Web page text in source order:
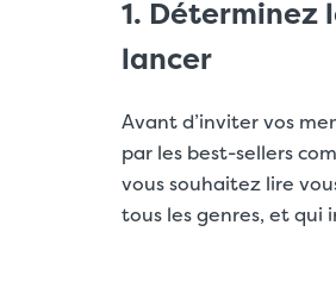
1. Déterminez
lancer
Avant d’inviter vos
par les best-sellers
vous souhaitez lire
tous les genres, et qui